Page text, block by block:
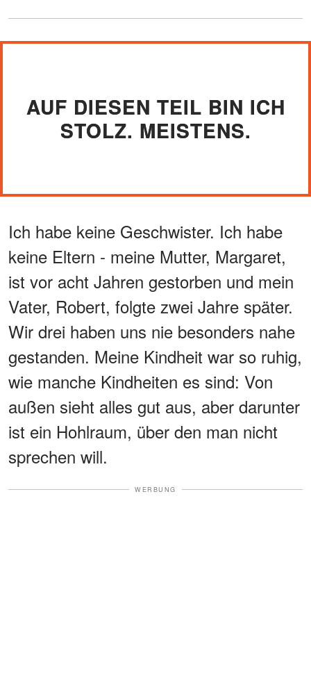
AUF DIESEN TEIL BIN ICH
STOLZ. MEISTENS.
Ich habe keine Geschwister. Ich habe
keine Eltern - meine Mutter, Margaret,
ist vor acht Jahren gestorben und mein
Vater, Robert, folgte zwei Jahre später.
Wir drei haben uns nie besonders nahe
gestanden. Meine Kindheit war so ruhig,
wie manche Kindheiten es sind: Von
außen sieht alles gut aus, aber darunter
ist ein Hohlraum, über den man nicht
sprechen will.
WERBUNG